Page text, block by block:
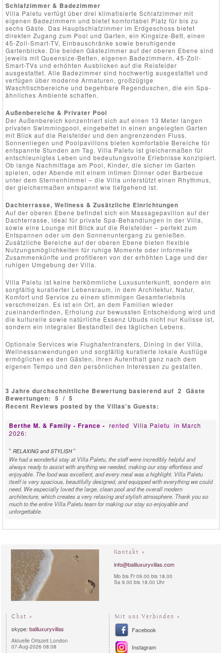
Schlafzimmer & Badezimmer
Villa Paletu verfügt über drei klimatisierte Schlafzimmer mit
eigenen Badezimmern und bietet komfortabel Platz für bis zu
sechs Gäste. Das Hauptschlafzimmer im Erdgeschoss bietet
direkten Zugang zum Pool und Garten, ein Kingsize-Bett, einen
45-Zoll-Smart-TV, Einbauschränke sowie beruhigende
Gartenblicke. Die beiden Gästezimmer auf der oberen Ebene sind
jeweils mit Queensize-Betten, eigenen Badezimmern, 45-Zoll-
Smart-TVs und erhöhten Ausblicken auf die Reisfelder
ausgestattet. Alle Badezimmer sind hochwertig ausgestattet und
verfügen über moderne Armaturen, großzügige
Waschtischbereiche und begehbare Regenduschen, die ein Spa-
ähnliches Ambiente schaffen.
Außenbereiche & Privater Pool
Der Außenbereich konzentriert sich auf einen 13 Meter langen
privaten Swimmingpool, eingebettet in einen angelegten Garten
mit Blick auf die Reisfelder und den angrenzenden Fluss.
Sonnenliegen und Poolpavillons bieten komfortable Bereiche für
entspannte Stunden am Tag. Villa Paletu ist gleichermaßen für
entschleunigtes Leben und bedeutungsvolle Erlebnisse konzipiert.
Ob lange Nachmittage am Pool, Kinder, die sicher im Garten
spielen, oder Abende mit einem intimen Dinner oder Barbecue
unter dem Sternenhimmel – die Villa unterstützt einen Rhythmus,
der gleichermaßen entspannt wie tiefgehend ist.
Dachterrasse, Wellness & Zusätzliche Einrichtungen
Auf der oberen Ebene befindet sich ein Massagepavillon auf der
Dachterrasse, ideal für private Spa-Behandlungen in der Villa,
sowie eine Lounge mit Blick auf die Reisfelder – perfekt zum
Entspannen oder um den Sonnenuntergang zu genießen.
Zusätzliche Bereiche auf der oberen Ebene bieten flexible
Nutzungsmöglichkeiten für ruhige Momente oder informelle
Zusammenkünfte und profitieren von der erhöhten Lage und der
ruhigen Umgebung der Villa.
Villa Paletu ist keine herkömmliche Luxusunterkunft, sondern ein
sorgfältig kuratierter Lebensraum, in dem Architektur, Natur,
Komfort und Service zu einem stimmigen Gesamterlebnis
verschmelzen. Es ist ein Ort, an dem Familien wieder
zueinanderfinden, Erholung zur bewussten Entscheidung wird und
die kulturelle sowie natürliche Essenz Ubuds nicht nur Kulisse ist,
sondern ein integraler Bestandteil des täglichen Lebens.
Optionale Services wie Flughafentransfers, Dining in der Villa,
Wellnessanwendungen und sorgfältig kuratierte lokale Ausflüge
ermöglichen es den Gästen, ihren Aufenthalt ganz nach dem
eigenen Tempo und den persönlichen Interessen zu gestalten.
3 Jahre durchschnittliche Bewertung basierend auf 2 Gäste
Bewertungen: 5 / 5
Recent Reviews posted by the Villas's Guests:
Berthe M. & Family - France - rented Villa Paletu in March
2026:
" RELAXING and STYLISH"
We had a wonderful stay at Villa Paletu, the staff were incredibly helpful and
always ready to assist with anything we needed, making our stay effortless and
enjoyable. The food was excellent, and every meal was a highlight. Villa Paletu
itself is very spacious, beautifully designed, and equipped with everything we could
need. We especially loved the large, clean pool and the overall modern
architecture, which creates a very relaxing and stylish atmosphere. Thank you so
much to the entire Villa Paletu team for making our stay so enjoyable and
unforgettable.
Karina B. Villa Manager - Indonesia -reviewedVilla Paletu in
" CONTEMPORARY UBUD LUXURY WITH A VIEW"
Brand new Villa Paletu near Ubud center is an exquisite addition to the Bali luxury
villa rental market. A labour of love by its European owner, who spared no expense
or thought to create a top notch contemporary Villa within a relaxing rural charming
setting. The high quality of the interiors is defined with the European linens and
tasteful polished furnishing. The master bedroom with ensuite bathroom and walk in
closet is discreetly separated from the additional 2 guest rooms. As a guest you
breezy roof top terrace overlooking the rice fields. The lovely Villa staff is very
caring and attentive without compromising guest privacy. From Villa Paletu guests
can explore in a few minutes the center of Ubud and its many surrounding art
Kontakt »
info@baliluxuryvillas.com
Mo bis Fr 09.00 bis 18.00
Sa 9.00 bis 18.00 Uhr
Chat »
skype: baliluxuryvillas
Aktuelle Ortszeit London
07-Aug-2026 08:08
Mit uns Verbinden »
Facebook
Instagram